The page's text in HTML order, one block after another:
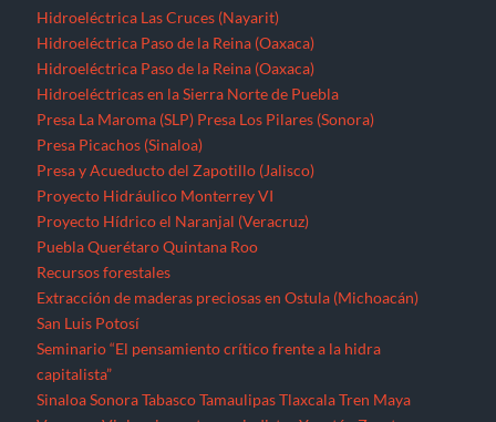
Hidroeléctrica Las Cruces (Nayarit)
Hidroeléctrica Paso de la Reina (Oaxaca)
Hidroeléctrica Paso de la Reina (Oaxaca)
Hidroeléctricas en la Sierra Norte de Puebla
Presa La Maroma (SLP) Presa Los Pilares (Sonora)
Presa Picachos (Sinaloa)
Presa y Acueducto del Zapotillo (Jalisco)
Proyecto Hidráulico Monterrey VI
Proyecto Hídrico el Naranjal (Veracruz)
Puebla Querétaro Quintana Roo
Recursos forestales
Extracción de maderas preciosas en Ostula (Michoacán)
San Luis Potosí
Seminario “El pensamiento crítico frente a la hidra
capitalista”
Sinaloa Sonora Tabasco Tamaulipas Tlaxcala Tren Maya